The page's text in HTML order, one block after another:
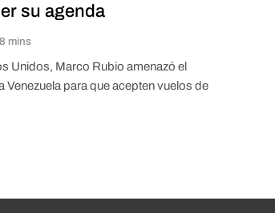
su agenda
8 mins
Unidos, Marco Rubio amenazó el
para que acepten vuelos de